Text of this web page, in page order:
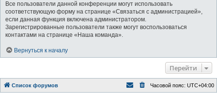
Все пользователи данной конференции могут использовать
соответствующую форму на странице «Связаться с администрацией»,
если данная функция включена администратором.
Зарегистрированные пользователи также могут воспользоваться
контактами на странице «Наша команда».
Вернуться к началу
Перейти
Список форумов Часовой пояс: UTC+04:00